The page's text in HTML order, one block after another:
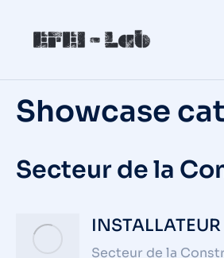
Showcase
Secteur de la
Secteur de la